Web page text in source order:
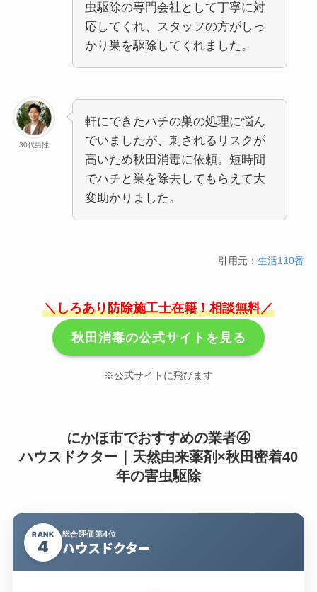
虫駆除の専門会社として丁寧に対
応してくれ、スタッフの方がしっ
かり巣を駆除してくれました。
30代男性
軒にできたハチの巣の処理に悩ん
でいましたが、刺されるリスクが
高いため秋田消毒に依頼。短時間
でハチと巣を除去してもらえて大
変助かりました。
引用元：生活110番
＼しろあり防除施工士在籍！相談無料／
秋田消毒の公式サイトを見る
※公式サイトに飛びます
にかほ市でおすすめの業者④
ハウスドクター｜天然由来薬剤×秋田密着40
年の害虫駆除
RANK
4
総合評価第4位
ハウスドクター